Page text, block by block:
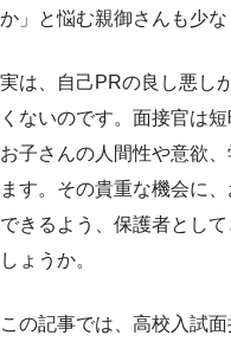
か」と悩む親御さんも少な
実は、自己PRの良し悪し
くないのです。面接官は
お子さんの人間性や意欲
ます。その貴重な機会に
できるよう、保護者とし
しょうか。
この記事では、高校入試